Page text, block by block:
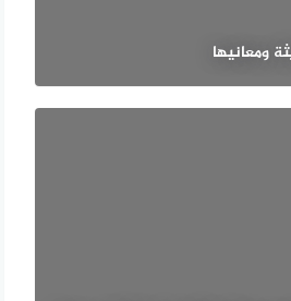
ومعانيها